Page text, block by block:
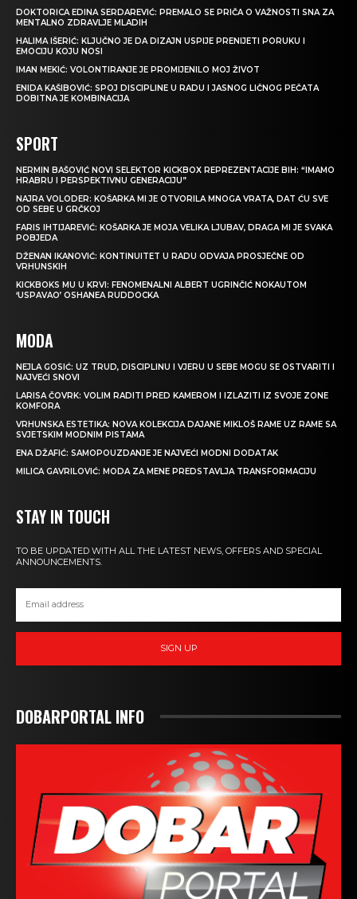
DOKTORICA EDINA SERDAREVIĆ: PREMALO SE PRIČA O VAŽNOSTI SNA ZA
MENTALNO ZDRAVLJE MLADIH
HALIMA IŠERIĆ: KLJUČNO JE DA DIZAJN USPIJE PRENIJETI PORUKU I
EMOCIJU KOJU NOSI
IMAN MEKIĆ: VOLONTIRANJE JE PROMIJENILO MOJ ŽIVOT
ENIDA KAŠIBOVIĆ: SPOJ DISCIPLINE U RADU I JASNOG LIČNOG PEČATA
DOBITNA JE KOMBINACIJA
SPORT
NERMIN BAŠOVIĆ NOVI SELEKTOR KICKBOX REPREZENTACIJE BIH: “IMAMO
HRABRU I PERSPEKTIVNU GENERACIJU”
NAJRA VOLODER: KOŠARKA MI JE OTVORILA MNOGA VRATA, DAT ĆU SVE
OD SEBE U GRČKOJ
FARIS IHTIJAREVIĆ: KOŠARKA JE MOJA VELIKA LJUBAV, DRAGA MI JE SVAKA
POBJEDA
DŽENAN IKANOVIĆ: KONTINUITET U RADU ODVAJA PROSJEČNE OD
VRHUNSKIH
KICKBOKS MU U KRVI: FENOMENALNI ALBERT UGRINČIĆ NOKAUTOM
‘USPAVAO’ OSHANEA RUDDOCKA
MODA
NEJLA GOSIĆ: UZ TRUD, DISCIPLINU I VJERU U SEBE MOGU SE OSTVARITI I
NAJVEĆI SNOVI
LARISA ČOVRK: VOLIM RADITI PRED KAMEROM I IZLAZITI IZ SVOJE ZONE
KOMFORA
VRHUNSKA ESTETIKA: NOVA KOLEKCIJA DAJANE MIKLOŠ RAME UZ RAME SA
SVJETSKIM MODNIM PISTAMA
ENA DŽAFIĆ: SAMOPOUZDANJE JE NAJVEĆI MODNI DODATAK
MILICA GAVRILOVIĆ: MODA ZA MENE PREDSTAVLJA TRANSFORMACIJU
STAY IN TOUCH
TO BE UPDATED WITH ALL THE LATEST NEWS, OFFERS AND SPECIAL
ANNOUNCEMENTS.
SIGN UP
DOBARPORTAL INFO